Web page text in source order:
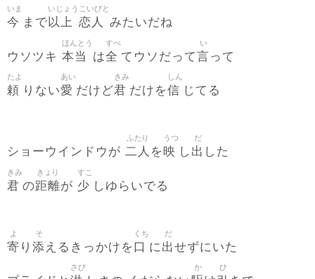
今
いま
まで以上
いじょう
恋人
こいびと
みたいだね
ウソツキ 本当
ほんとう
は全
すべ
てウソだって言
い
って
頼
たよ
りない愛
あい
だけど君
きみ
だけを信
しん
じてる
ショーウインドウが 二人
ふたり
を映
うつ
し 出
だ
した
君
きみ
の距離
きょり
が 少
すこ
しゆらいでる
寄
よ
り 添
そ
えるきっかけを口
くち
に出
だ
せずにいた
さび か ひ